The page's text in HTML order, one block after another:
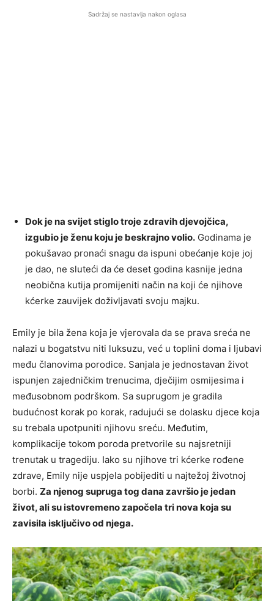
Sadržaj se nastavlja nakon oglasa
Dok je na svijet stiglo troje zdravih djevojčica,
izgubio je ženu koju je beskrajno volio. Godinama je
pokušavao pronaći snagu da ispuni obećanje koje joj
je dao, ne sluteći da će deset godina kasnije jedna
neobična kutija promijeniti način na koji će njihove
kćerke zauvijek doživljavati svoju majku.
Emily je bila žena koja je vjerovala da se prava sreća ne
nalazi u bogatstvu niti luksuzu, već u toplini doma i ljubavi
među članovima porodice. Sanjala je jednostavan život
ispunjen zajedničkim trenucima, dječijim osmijesima i
međusobnom podrškom. Sa suprugom je gradila
budućnost korak po korak, radujući se dolasku djece koja
su trebala upotpuniti njihovu sreću. Međutim,
komplikacije tokom poroda pretvorile su najsretniji
trenutak u tragediju. Iako su njihove tri kćerke rođene
zdrave, Emily nije uspjela pobijediti u najtežoj životnoj
borbi. Za njenog supruga tog dana završio je jedan
život, ali su istovremeno započela tri nova koja su
zavisila isključivo od njega.